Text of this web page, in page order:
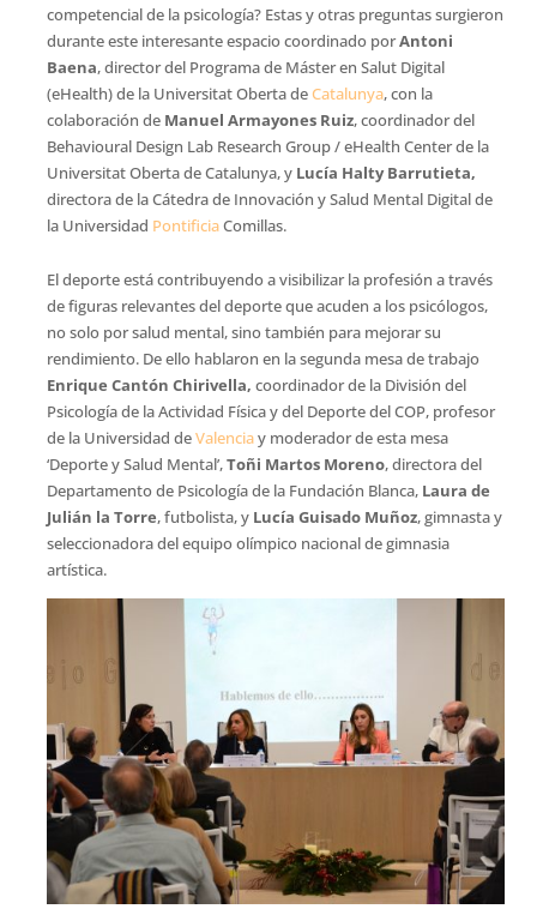
competencial de la psicología? Estas y otras preguntas surgieron
durante este interesante espacio coordinado porAntoni
Baena, director del Programa de Máster en Salut Digital
(eHealth) de la Universitat Oberta deCatalunya, con la
colaboración de Manuel Armayones Ruiz, coordinador del
Behavioural Design Lab Research Group / eHealth Center de la
Universitat Oberta de Catalunya, y Lucía Halty Barrutieta,
directora de la Cátedra de Innovación y Salud Mental Digital de
la Universidad PontificiaComillas.
El deporte está contribuyendo a visibilizar la profesión a través
de figuras relevantes del deporte que acuden a los psicólogos,
no solo por salud mental, sino también para mejorar su
rendimiento. De ello hablaron en la segunda mesa de trabajo
Enrique Cantón Chirivella, coordinador de la División del
Psicología de la Actividad Física y del Deporte del COP, profesor
de la Universidad deValenciay moderador de esta mesa
‘Deporte y Salud Mental’,Toñi Martos Moreno, directora del
Departamento de Psicología de la Fundación Blanca, Laura de
Julián la Torre, futbolista, y Lucía Guisado Muñoz, gimnasta y
seleccionadora del equipo olímpico nacional de gimnasia
artística.